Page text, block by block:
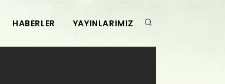
HABERLER YAYINLARIMIZ